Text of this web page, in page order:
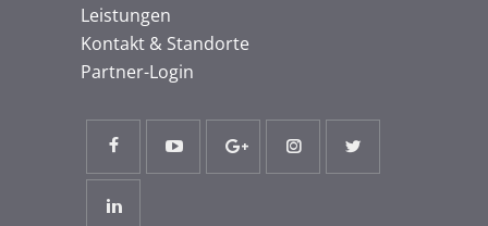
Leistungen
Kontakt & Standorte
Partner-Login